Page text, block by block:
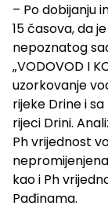
– Po dobijanju
15 časova, da
nepoznatog
„VODOVOD I
uzorkovanje
rijeke Drine i
rijeci Drini.
Ph vrijednost
kao i Ph
Pađinama.